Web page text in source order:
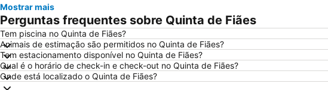
Mostrar mais
Perguntas frequentes sobre Quinta de Fiães
Tem piscina no Quinta de Fiães?
Animais de estimação são permitidos no Quinta de Fiães?
Tem estacionamento disponível no Quinta de Fiães?
Qual é o horário de check-in e check-out no Quinta de Fiães?
Onde está localizado o Quinta de Fiães?